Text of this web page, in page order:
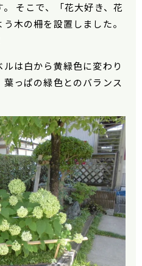
そこで、「花大好き、花
木の柵を設置しました。
は白から黄緑色に変わり
っぱの緑色とのバランス